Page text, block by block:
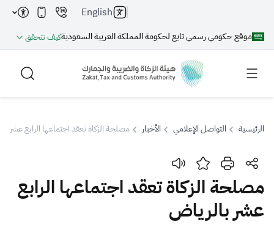
موقع حكومي رسمي تابع لحكومة المملكة العربية السعوديةكيف تتحقق
English
بحث
بحث بحث AI
الرئيسية التواصل الإعلامي الأخبار مصلحة الزكاة تعقد اجتماعها الرابع عشر
مصلحة الزكاة تعقد اجتماعها الرابع
عشر بالرياض